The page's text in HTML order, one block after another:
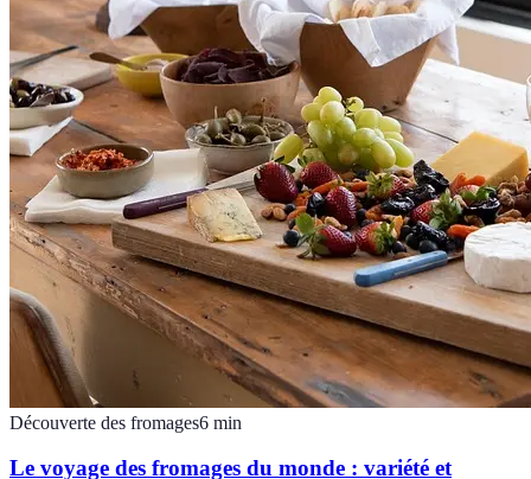
Découverte des fromages6 min
Le voyage des fromages du monde : variété et